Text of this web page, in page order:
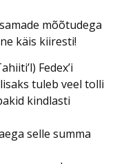
mõõtudega
käis kiiresti!
Fedex’i
tuleb veel tolli
kindlasti
selle summa